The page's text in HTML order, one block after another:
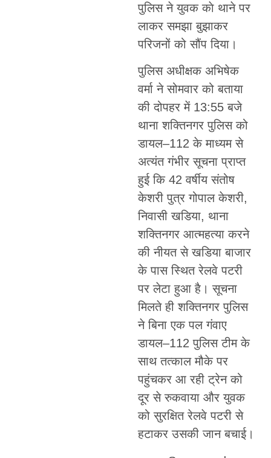
पुलिस ने युवक काे थाने पर
लाकर समझा बुझाकर
परिजनों को सौंप दिया।
पुलिस अधीक्षक अभिषेक
वर्मा ने सोमवार को बताया
की दोपहर में 13:55 बजे
थाना शक्तिनगर पुलिस को
डायल–112 के माध्यम से
अत्यंत गंभीर सूचना प्राप्त
हुई कि 42 वर्षीय संतोष
केशरी पुत्र गोपाल केशरी,
निवासी खडिया, थाना
शक्तिनगर आत्महत्या करने
की नीयत से खडिया बाजार
के पास स्थित रेलवे पटरी
पर लेटा हुआ है। सूचना
मिलते ही शक्तिनगर पुलिस
ने बिना एक पल गंवाए
डायल–112 पुलिस टीम के
साथ तत्काल मौके पर
पहुंचकर आ रही ट्रेन को
दूर से रुकवाया और युवक
को सुरक्षित रेलवे पटरी से
हटाकर उसकी जान बचाई।